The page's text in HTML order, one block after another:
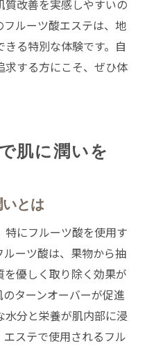
改善を実感しやすいの
ルーツ酸エステは、地
る特別な体験です。自
求する方にこそ、ぜひ体
肌に潤いを
とは
にフルーツ酸を使用す
ーツ酸は、果物から抽
優しく取り除く効果が
ターンオーバーが促進
水分と栄養が肌内部に浸
ステで使用されるフル